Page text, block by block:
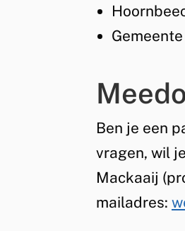
Ben je een
vragen, wil
Mackaaij
mailadres: